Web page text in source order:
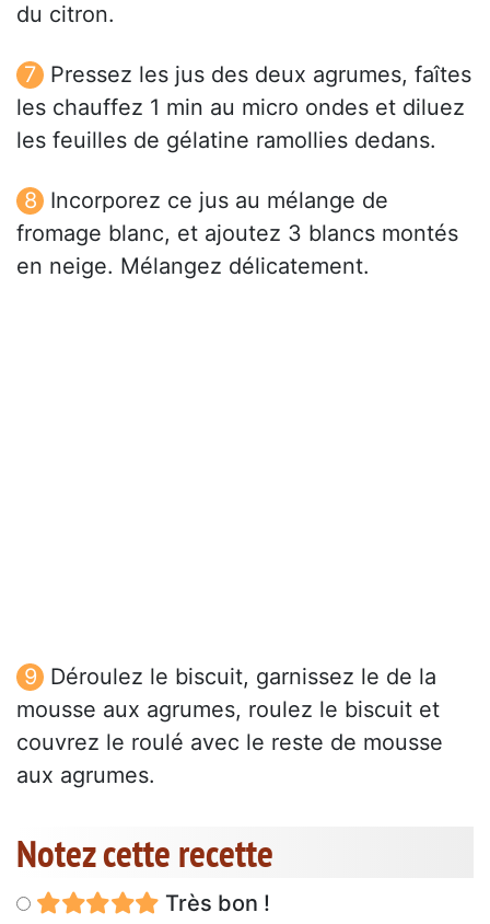
du citron.
Pressez les jus des deux agrumes, faîtes
les chauffez 1 min au micro ondes et diluez
les feuilles de gélatine ramollies dedans.
Incorporez ce jus au mélange de
fromage blanc, et ajoutez 3 blancs montés
en neige. Mélangez délicatement.
Déroulez le biscuit, garnissez le de la
mousse aux agrumes, roulez le biscuit et
couvrez le roulé avec le reste de mousse
aux agrumes.
Notez cette recette
Très bon !